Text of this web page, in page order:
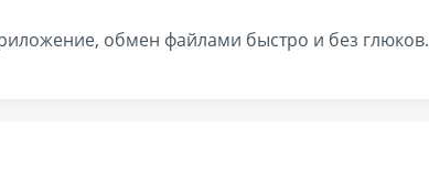
обмен файлами быстро и без глюков.